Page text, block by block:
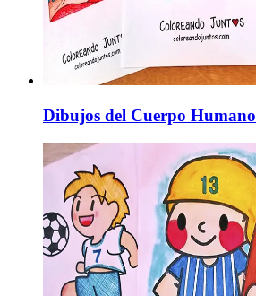
Dibujos del Cuerpo Humano